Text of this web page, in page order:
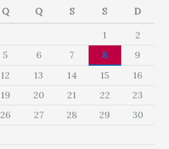
Q Q S S D
1
2
5 6 7 8
9
12 13 14 15
16
19 20 21 22
23
26 27 28 29
30